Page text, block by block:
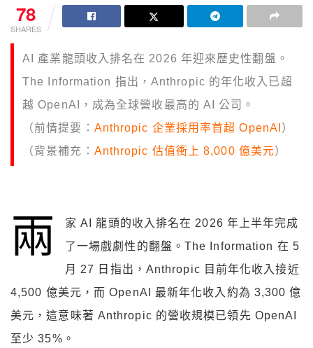
78
SHARES
AI 產業龍頭收入排名在 2026 年迎來歷史性翻盤。
The Information 指出，Anthropic 的年化收入已超
越 OpenAI，成為全球營收最高的 AI 公司。
（前情提要： Anthropic 企業採用率首超 OpenAI ）
（背景補充： Anthropic 估值衝上 8,000 億美元）
兩
家 AI 龍頭的收入排名在 2026 年上半年完成
了一場戲劇性的翻盤。The Information 在 5
月 27 日指出，Anthropic 目前年化收入接近
4,500 億美元，而 OpenAI 最新年化收入約為 3,300 億
美元，這意味著 Anthropic 的營收規模已領先 OpenAI
至少 35%。